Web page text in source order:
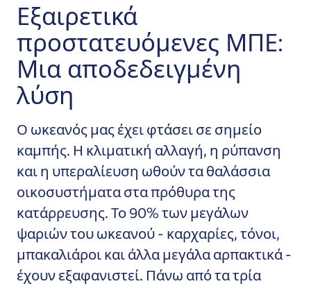
Εξαιρετικά
προστατευόμενες ΜΠΕ:
Μια αποδεδειγμένη
λύση
Ο ωκεανός μας έχει φτάσει σε σημείο
καμπής. Η κλιματική αλλαγή, η ρύπανση
και η υπεραλίευση ωθούν τα θαλάσσια
οικοσυστήματα στα πρόθυρα της
κατάρρευσης. Το 90% των μεγάλων
ψαριών του ωκεανού - καρχαρίες, τόνοι,
μπακαλιάροι και άλλα μεγάλα αρπακτικά -
έχουν εξαφανιστεί. Πάνω από τα τρία